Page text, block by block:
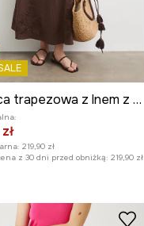
Spódnica trapezowa z lnem z haftem
219,90 zł
z 30 dni przed obniżką: 219,90 zł